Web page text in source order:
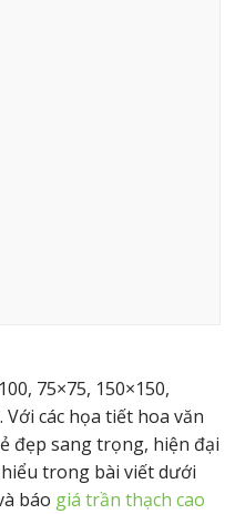
75×75, 150×150,
các họa tiết hoa văn
đẹp sang trọng, hiện đại
trong bài viết dưới
báo giá trần thạch cao